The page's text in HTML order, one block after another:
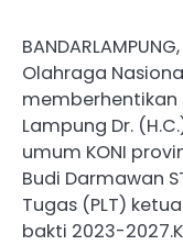
Olahraga
memberhentikan
Lampung Dr.
umum KONI
Budi Darmawan
Tugas (PLT)
bakti 2023-